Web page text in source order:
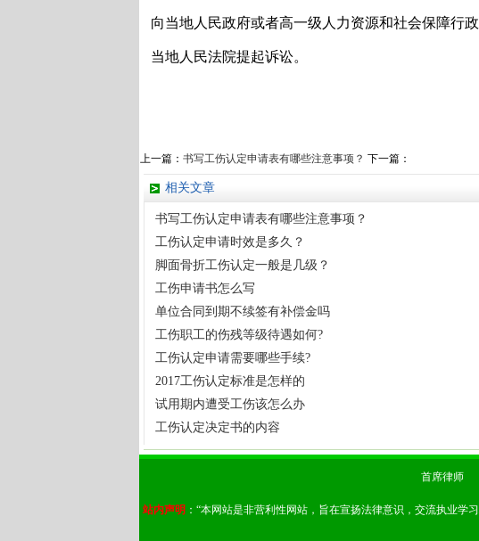
向当地人民政府或者高一级人力资源和社会保障行
当地人民法院提起诉讼。
上一篇： 书写工伤认定申请表有哪些注意事项？ 下一篇：
相关文章
书写工伤认定申请表有哪些注意事项？
工伤认定申请时效是多久？
脚面骨折工伤认定一般是几级？
工伤申请书怎么写
单位合同到期不续签有补偿金吗
工伤职工的伤残等级待遇如何?
工伤认定申请需要哪些手续?
2017工伤认定标准是怎样的
试用期内遭受工伤该怎么办
工伤认定决定书的内容
首席律师
站内声明 ：“本网站是非营利性网站，旨在宣扬法律意识，交流执业